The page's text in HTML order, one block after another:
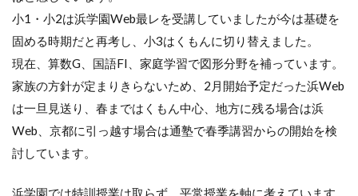
小1・小2は浜学園Web最レを受講していましたが今は基礎を
固める時期だと再考し、小3はくもんに切り替えました。
現在、算数G、国語FI、家庭学習で図形分野を補っています。
家族の方針が定まりきらないため、2月開始予定だった浜Web
は一旦見送り、春まではくもん中心、地方に残る場合は浜
Web、京都に引っ越す場合は通塾で春季講習からの開始を検
討しています。
浜学園では特訓授業は取らず、平常授業を軸に考えています